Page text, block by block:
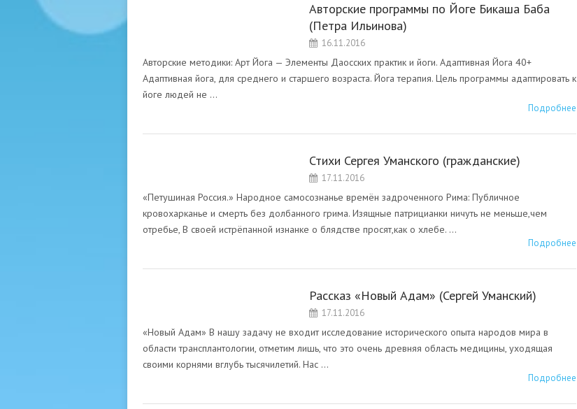
Авторские программы по Йоге Бикаша Баба
(Петра Ильинова)
16.11.2016
Авторские методики: Арт Йога — Элементы Даосских практик и йоги. Адаптивная Йога 40+
Адаптивная йога, для среднего и старшего возраста. Йога терапия. Цель программы адаптировать к
йоге людей не …
Подробнее
Стихи Сергея Уманского (гражданские)
17.11.2016
«Петушиная Россия.» Народное самосознанье времён задроченного Рима: Публичное
кровохарканье и смерть без долбанного грима. Изящные патрицианки ничуть не меньше,чем
отребье, В своей истрёпанной изнанке о блядстве просят,как о хлебе. …
Подробнее
Рассказ «Новый Адам» (Сергей Уманский)
17.11.2016
«Новый Адам» В нашу задачу не входит исследование исторического опыта народов мира в
области трансплантологии, отметим лишь, что это очень древняя область медицины, уходящая
своими корнями вглубь тысячилетий. Нас …
Подробнее